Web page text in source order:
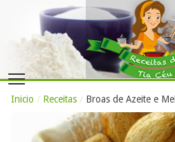
Inicio / Receitas / Broas de Azeite e Mel